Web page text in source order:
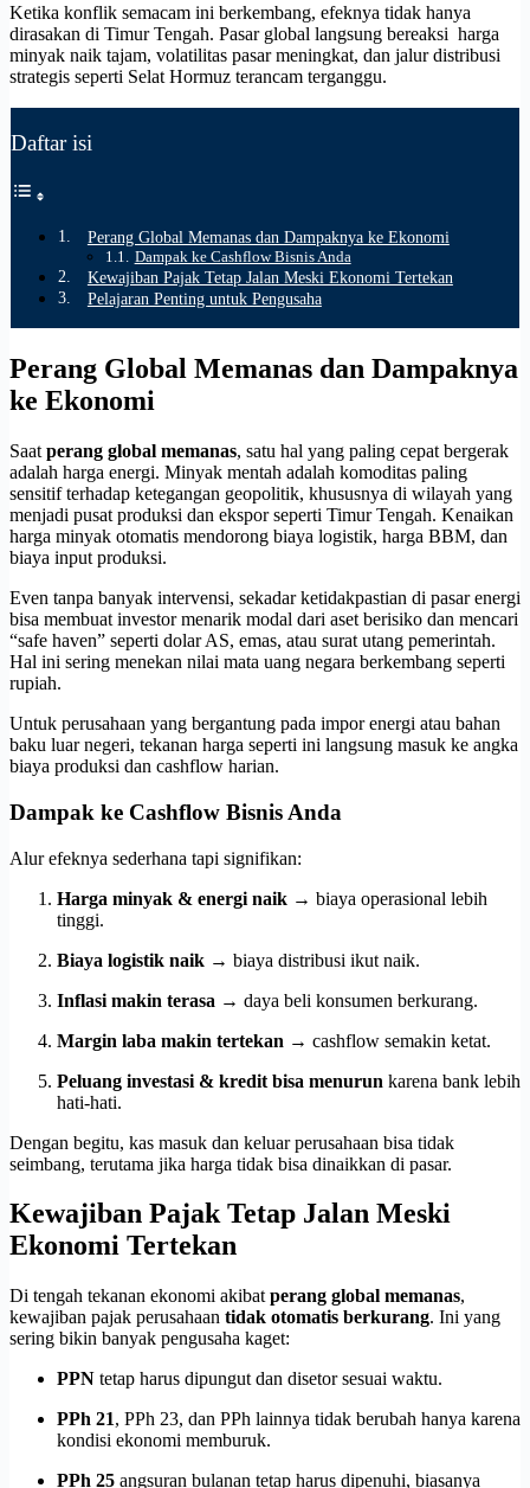
Ketika konflik semacam ini berkembang, efeknya tidak hanya
dirasakan di Timur Tengah. Pasar global langsung bereaksi harga
minyak naik tajam, volatilitas pasar meningkat, dan jalur distribusi
strategis seperti Selat Hormuz terancam terganggu.
Daftar isi
Perang Global Memanas dan Dampaknya ke Ekonomi
Dampak ke Cashflow Bisnis Anda
Kewajiban Pajak Tetap Jalan Meski Ekonomi Tertekan
Pelajaran Penting untuk Pengusaha
Perang Global Memanas dan Dampaknya
ke Ekonomi
Saat perang global memanas, satu hal yang paling cepat bergerak
adalah harga energi. Minyak mentah adalah komoditas paling
sensitif terhadap ketegangan geopolitik, khususnya di wilayah yang
menjadi pusat produksi dan ekspor seperti Timur Tengah. Kenaikan
harga minyak otomatis mendorong biaya logistik, harga BBM, dan
biaya input produksi.
Even tanpa banyak intervensi, sekadar ketidakpastian di pasar energi
bisa membuat investor menarik modal dari aset berisiko dan mencari
“safe haven” seperti dolar AS, emas, atau surat utang pemerintah.
Hal ini sering menekan nilai mata uang negara berkembang seperti
rupiah.
Untuk perusahaan yang bergantung pada impor energi atau bahan
baku luar negeri, tekanan harga seperti ini langsung masuk ke angka
biaya produksi dan cashflow harian.
Dampak ke Cashflow Bisnis Anda
Alur efeknya sederhana tapi signifikan:
Harga minyak & energi naik → biaya operasional lebih
tinggi.
Biaya logistik naik → biaya distribusi ikut naik.
Inflasi makin terasa → daya beli konsumen berkurang.
Margin laba makin tertekan → cashflow semakin ketat.
Peluang investasi & kredit bisa menurun karena bank lebih
hati-hati.
Dengan begitu, kas masuk dan keluar perusahaan bisa tidak
seimbang, terutama jika harga tidak bisa dinaikkan di pasar.
Kewajiban Pajak Tetap Jalan Meski
Ekonomi Tertekan
Di tengah tekanan ekonomi akibat perang global memanas,
kewajiban pajak perusahaan tidak otomatis berkurang. Ini yang
sering bikin banyak pengusaha kaget:
PPN tetap harus dipungut dan disetor sesuai waktu.
PPh 21, PPh 23, dan PPh lainnya tidak berubah hanya karena
kondisi ekonomi memburuk.
PPh 25 angsuran bulanan tetap harus dipenuhi, biasanya